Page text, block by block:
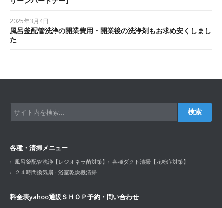
2025年3月4日
風呂釜配管洗浄の開業費用・開業後の洗浄剤もお求め安くしまし
た
検索
各種・清掃メニュー
風呂釜配管洗浄【レジオネラ菌対策】
各種ダクト清掃【花粉症対策】
２４時間換気扇・浴室乾燥機清掃
料金表yahoo通販ＳＨＯＰ予約・問い合わせ